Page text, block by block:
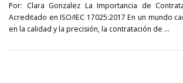
Por: Clara Gonzalez La Importancia de
Acreditado en ISO/IEC 17025:2017 En un mundo
en la calidad y la precisión, la contratación de …